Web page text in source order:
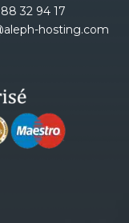
32 94 17
hosting.com